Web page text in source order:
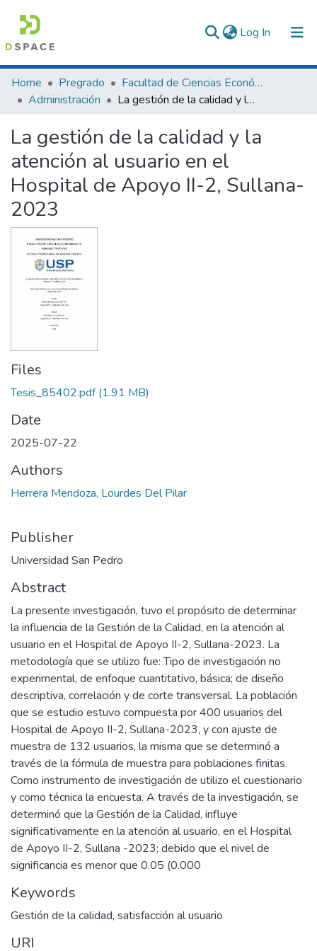
Log In (current)
Communities & Collections
All of DSpace
Statistics
Home Pregrado
Facultad de Ciencias Económicas y Administrativas
Administración
La gestión de la calidad y la atención al usuario en el Hospital de Apoyo II-2, Sullana-2023
La gestión de la calidad y la
atención al usuario en el
Hospital de Apoyo II-2, Sullana-
2023
Files
Tesis_85402.pdf(1.91 MB)
Date
2025-07-22
Authors
Herrera Mendoza, Lourdes Del Pilar
Publisher
Universidad San Pedro
Abstract
La presente investigación, tuvo el propósito de determinar
la influencia de la Gestión de la Calidad, en la atención al
usuario en el Hospital de Apoyo II-2, Sullana-2023. La
metodología que se utilizo fue: Tipo de investigación no
experimental, de enfoque cuantitativo, básica; de diseño
descriptiva, correlación y de corte transversal. La población
que se estudio estuvo compuesta por 400 usuarios del
Hospital de Apoyo II-2, Sullana-2023, y con ajuste de
muestra de 132 usuarios, la misma que se determinó a
través de la fórmula de muestra para poblaciones finitas.
Como instrumento de investigación de utilizo el cuestionario
y como técnica la encuesta. A través de la investigación, se
determinó que la Gestión de la Calidad, influye
significativamente en la atención al usuario, en el Hospital
de Apoyo II-2, Sullana -2023; debido que el nivel de
significancia es menor que 0.05 (0.000
Keywords
Gestión de la calidad, satisfacción al usuario
URI